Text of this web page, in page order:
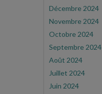
Décembre 2024
Novembre 2024
Octobre 2024
Septembre 2024
Août 2024
Juillet 2024
Juin 2024